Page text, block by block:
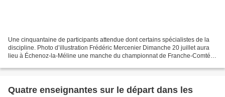
Une cinquantaine de participants attendue dont certains spécialistes de la
discipline. Photo d’illustration Frédéric Mercenier Dimanche 20 juillet aura
lieu à Échenoz-la-Méline une manche du championnat de Franche-Comté
Quatre enseignantes sur le départ dans les